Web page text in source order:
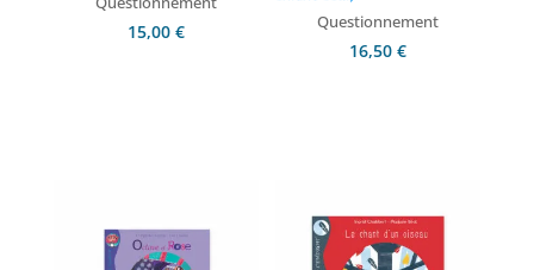
15,00 € Questionnement
16,50€